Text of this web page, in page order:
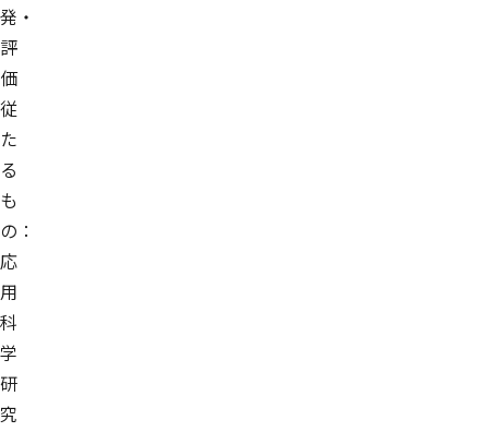
発・
評
価
従
た
る
も
の：
応
用
科
学
研
究